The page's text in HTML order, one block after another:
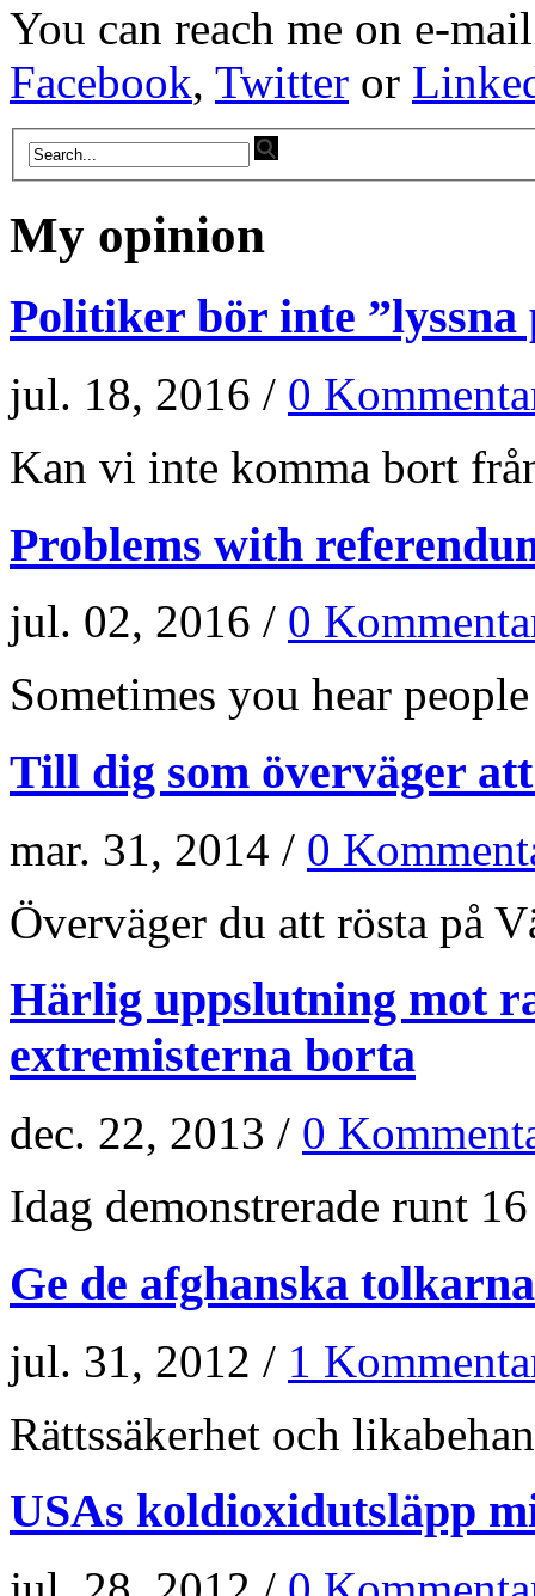
You can reach me on e-
Facebook, Twitter or
My opinion
Politiker bör inte ”lyssna
jul. 18, 2016 / 0
Kan vi inte komma bort
Problems with
jul. 02, 2016 / 0
Sometimes you hear
Till dig som överväger
mar. 31, 2014 / 0
Överväger du att rösta på
Härlig uppslutning mot
extremisterna borta
dec. 22, 2013 / 0
Idag demonstrerade runt
Ge de afghanska
jul. 31, 2012 / 1
Rättssäkerhet och
USAs koldioxidutsläpp